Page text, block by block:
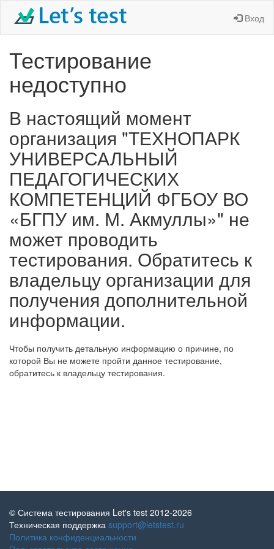
Вход
Тестирование
недоступно
В настоящий момент
организация "ТЕХНОПАРК
УНИВЕРСАЛЬНЫЙ
ПЕДАГОГИЧЕСКИХ
КОМПЕТЕНЦИЙ ФГБОУ ВО
«БГПУ им. М. Акмуллы»" не
может проводить
тестирования. Обратитесь к
владельцу организации для
получения дополнительной
информации.
Чтобы получить детальную информацию о причине, по
которой Вы не можете пройти данное тестирование,
обратитесь к владельцу тестирования.
© Система тестирования Let's test 2012-2026
Техническая поддержка support@letstest.ru
Политика конфиденциальности